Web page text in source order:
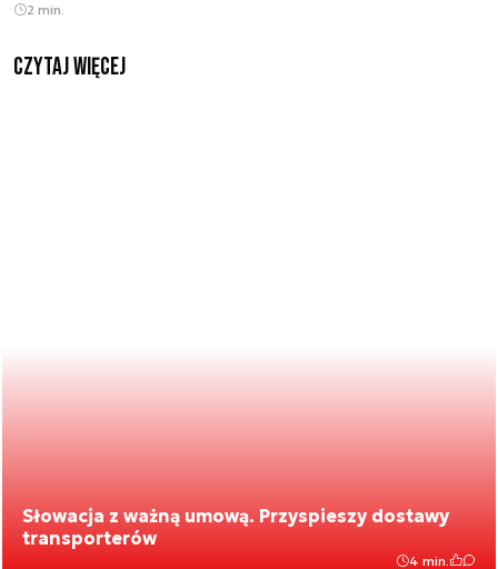
2 min.
czytaj więcej
Słowacja z ważną umową. Przyspieszy dostawy
transporterów
4 min.